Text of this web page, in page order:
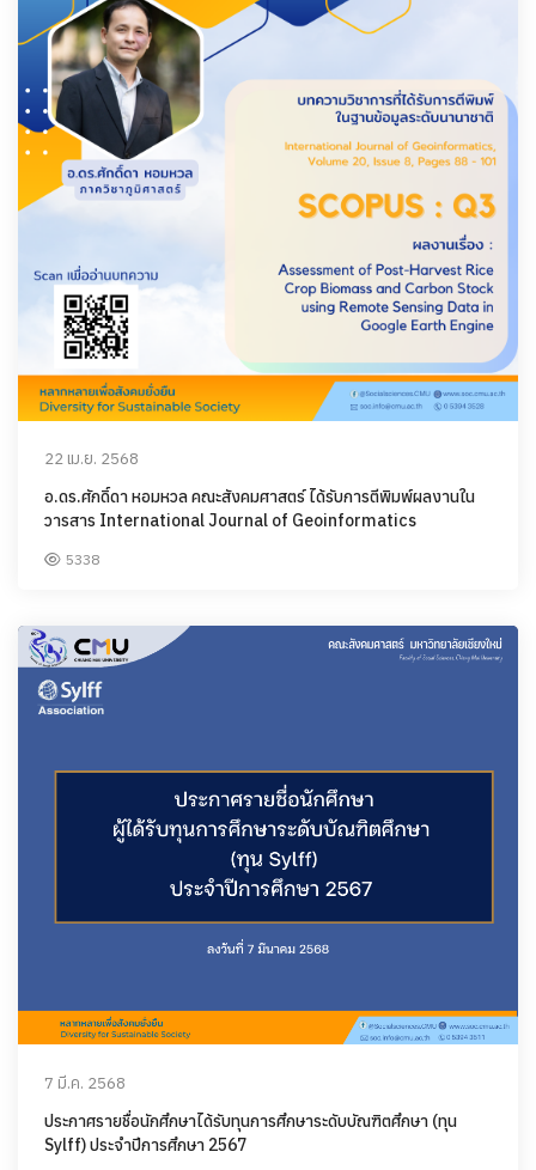
22 เม.ย. 2568
อ.ดร.ศักดิ์ดา หอมหวล คณะสังคมศาสตร์ ได้รับการตีพิมพ์ผลงานใน
วารสาร International Journal of Geoinformatics
5338
7 มี.ค. 2568
ประกาศรายชื่อนักศึกษาได้รับทุนการศึกษาระดับบัณฑิตศึกษา (ทุน
Sylff) ประจำปีการศึกษา 2567